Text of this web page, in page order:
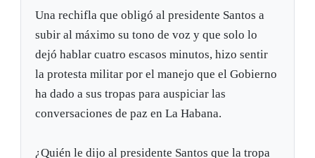
Una rechifla que obligó al presidente Santos a
subir al máximo su tono de voz y que solo lo
dejó hablar cuatro escasos minutos, hizo sentir
la protesta militar por el manejo que el Gobierno
ha dado a sus tropas para auspiciar las
conversaciones de paz en La Habana.
¿Quién le dijo al presidente Santos que la tropa